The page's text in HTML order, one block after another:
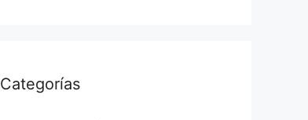
Categorías